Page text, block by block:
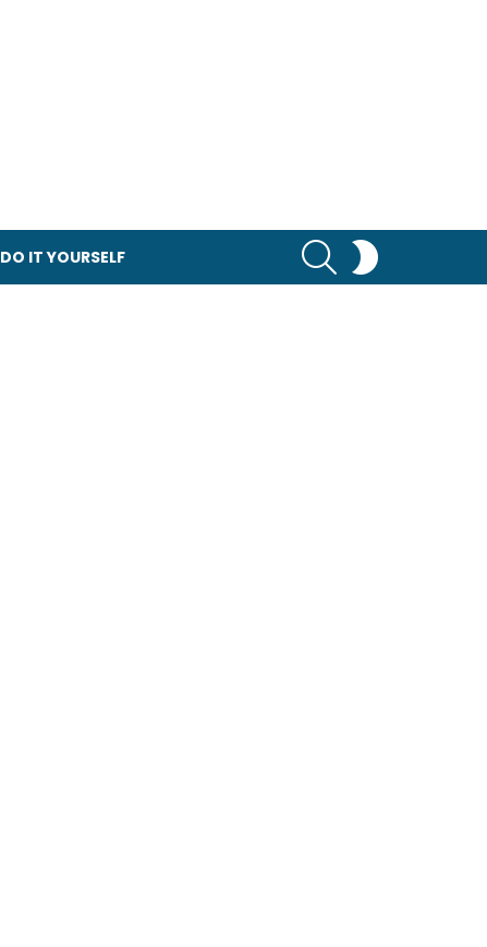
DO IT YOURSELF
RECHERCHER